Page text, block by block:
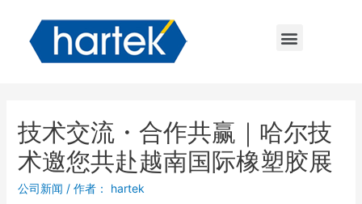
技术交流・合作共赢｜哈尔技
术邀您共赴越南国际橡塑胶展
公司新闻 / 作者： hartek